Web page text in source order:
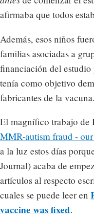
afirmaba que todos
Además, esos niños
familias asociadas a
financiación del estudio
tenía como objetivo
fabricantes de la vacuna.
El magnífico trabajo de
MMR-autism fraud -
a la luz estos días
Journal) acaba de
artículos al respecto
cuales se puede leer en
vaccine was fixed.